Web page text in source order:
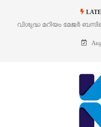
തിരുനാൾ
‘പെറ്റൽസ്’